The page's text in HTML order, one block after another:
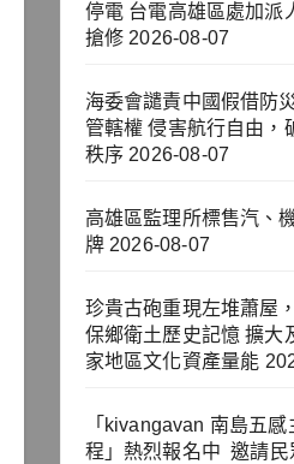
停電 台電高雄區處加派
搶修 2026-08-07
海委會譴責中國假借防
管轄權 侵害航行自由，
秩序 2026-08-07
高雄區監理所標售汽、
牌 2026-08-07
珍貴古砲重現左堆蕭屋
保鄉衛土歷史記憶 擴大
家地區文化資產量能
「kivangavan 南島五感
程」熱烈報名中 邀請民